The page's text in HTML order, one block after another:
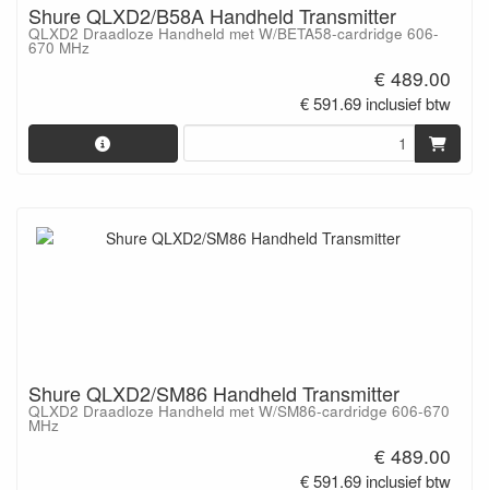
Shure QLXD2/B58A Handheld Transmitter
QLXD2 Draadloze Handheld met W/BETA58-cardridge 606-
670 MHz
€ 489.00
€ 591.69 inclusief btw
Shure QLXD2/SM86 Handheld Transmitter
QLXD2 Draadloze Handheld met W/SM86-cardridge 606-670
MHz
€ 489.00
€ 591.69 inclusief btw